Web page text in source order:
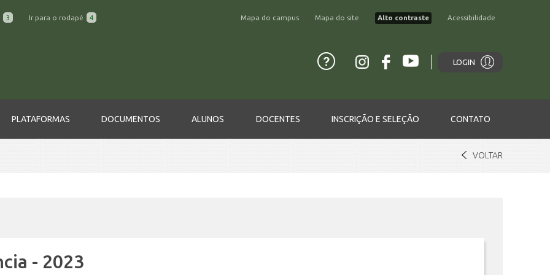
3 Ir para o rodapé 4 Mapa do campus Mapa do site Alto contraste Acessibilidade
LOGIN
PLATAFORMAS DOCUMENTOS ALUNOS DOCENTES INSCRIÇÃO E SELEÇÃO CONTATO
VOLTAR
- 2023